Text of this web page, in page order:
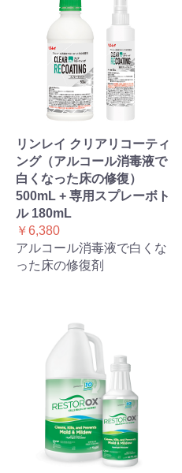
リンレイ クリアリコーティ
ング（アルコール消毒液で
白くなった床の修復）
500mL + 専用スプレーボト
ル 180mL
￥6,380
アルコール消毒液で白くな
った床の修復剤